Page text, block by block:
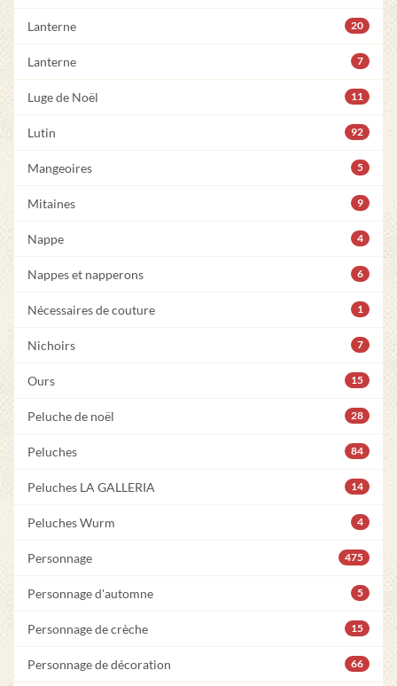
Lanterne 20
Lanterne 7
Luge de Noël 11
Lutin 92
Mangeoires 5
Mitaines 9
Nappe 4
Nappes et napperons 6
Nécessaires de couture 1
Nichoirs 7
Ours 15
Peluche de noël 28
Peluches 84
Peluches LA GALLERIA 14
Peluches Wurm 4
Personnage 475
Personnage d'automne 5
Personnage de crèche 15
Personnage de décoration 66